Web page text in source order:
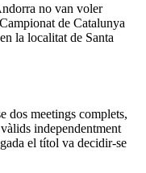
no van voler
de Catalunya
la localitat de Santa
dos meetings complets,
independentment
el títol va decidir-se